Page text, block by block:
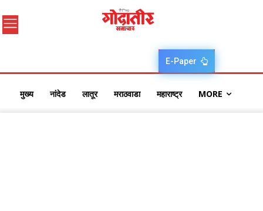
E-Paper
मुख्य नांदेड लातूर मराठवाडा महाराष्ट्र MORE